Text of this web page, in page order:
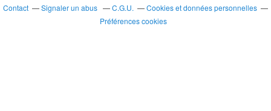
Contact
Signaler un abus C.G.U.
Cookies et données personnelles
Préférences cookies